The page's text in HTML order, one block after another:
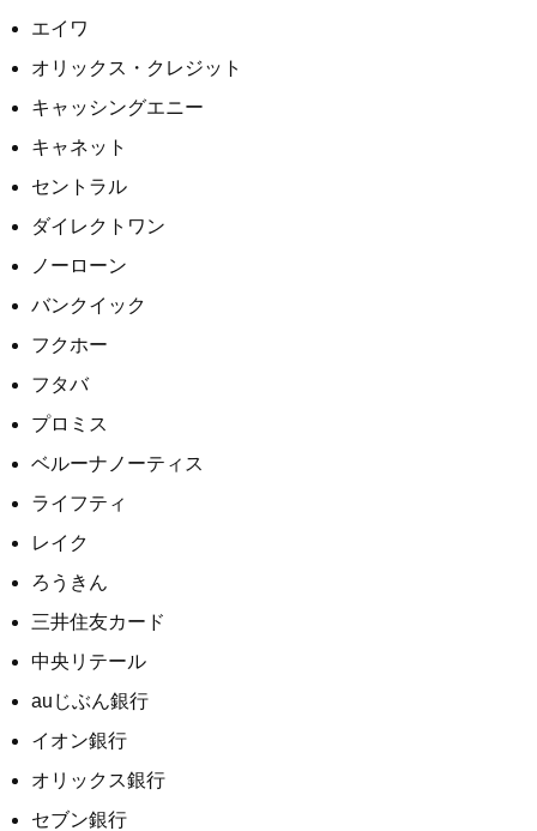
エイワ
オリックス・クレジット
キャッシングエニー
キャネット
セントラル
ダイレクトワン
ノーローン
バンクイック
フクホー
フタバ
プロミス
ベルーナノーティス
ライフティ
レイク
ろうきん
三井住友カード
中央リテール
auじぶん銀行
イオン銀行
オリックス銀行
セブン銀行